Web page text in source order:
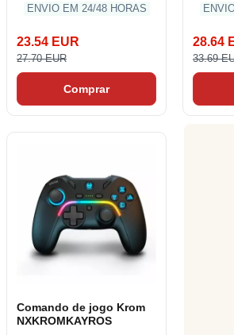
ENVIO EM 24/48 HORAS
23.54 EUR
27.70 EUR
Comprar
28.64
33.69
Comando de jogo Krom
NXKROMKAYROS